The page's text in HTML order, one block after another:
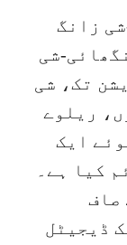
زانگ
شی
تک، شی
ریلوے
ایک
کیا ہے۔
صاف
ڈیجیٹل